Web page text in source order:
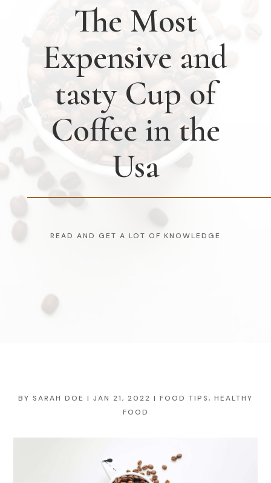
The Most
Expensive and
tasty Cup of
Coffee in the
Usa
READ AND GET A LOT OF KNOWLEDGE
BY SARAH DOE | JAN 21, 2022 | FOOD TIPS, HEALTHY
FOOD